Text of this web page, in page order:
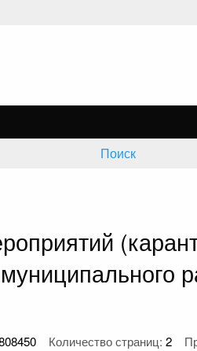
Поиск
Количество страниц: 2